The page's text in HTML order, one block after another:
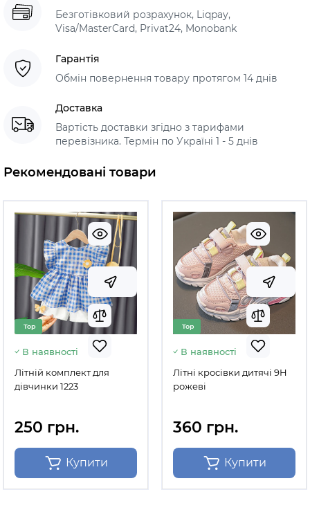
Безготівковий розрахунок, Liqpay,
Visa/MasterCard, Privat24, Monobank
Гарантія
Обмін повернення товару протягом 14 днів
Доставка
Вартість доставки згідно з тарифами
перевізника. Термін по Україні 1 - 5 днів
Рекомендовані товари
Top
В наявності
Літній комплект для
дівчинки 1223
250 грн.
Купити
Top
В наявності
Літні кросівки дитячі 9H
рожеві
360 грн.
Купити